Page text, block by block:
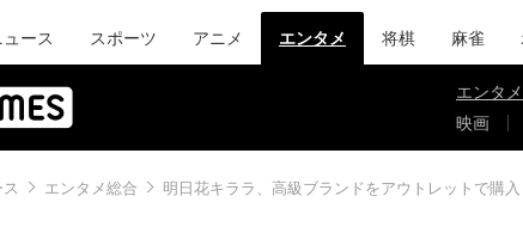
ュース スポーツ アニメ エンタメ 将棋 麻雀
エンタ
映画
エンタメ総合 明日花キララ、高級ブランドをアウトレットで購